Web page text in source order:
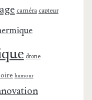
caméra capteur
drone
humour